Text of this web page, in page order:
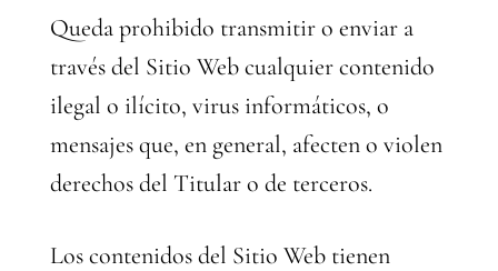
Queda prohibido transmitir o enviar a
través del Sitio Web cualquier contenido
ilegal o ilícito, virus informáticos, o
mensajes que, en general, afecten o violen
derechos del Titular o de terceros.
Los contenidos del Sitio Web tienen